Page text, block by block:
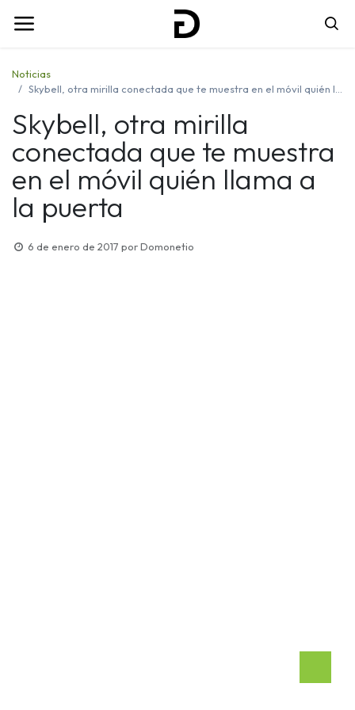
Noticias
Skybell, otra mirilla conectada que te muestra en el móvil quién llama a la puerta
Skybell, otra mirilla
conectada que te muestra
en el móvil quién llama a
la puerta
6 de enero de 2017 porDomonetio